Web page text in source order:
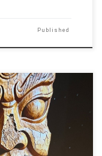
Published